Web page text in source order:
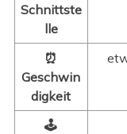
Schnittste
lle
⏰
Geschwin
digkeit
🕹️